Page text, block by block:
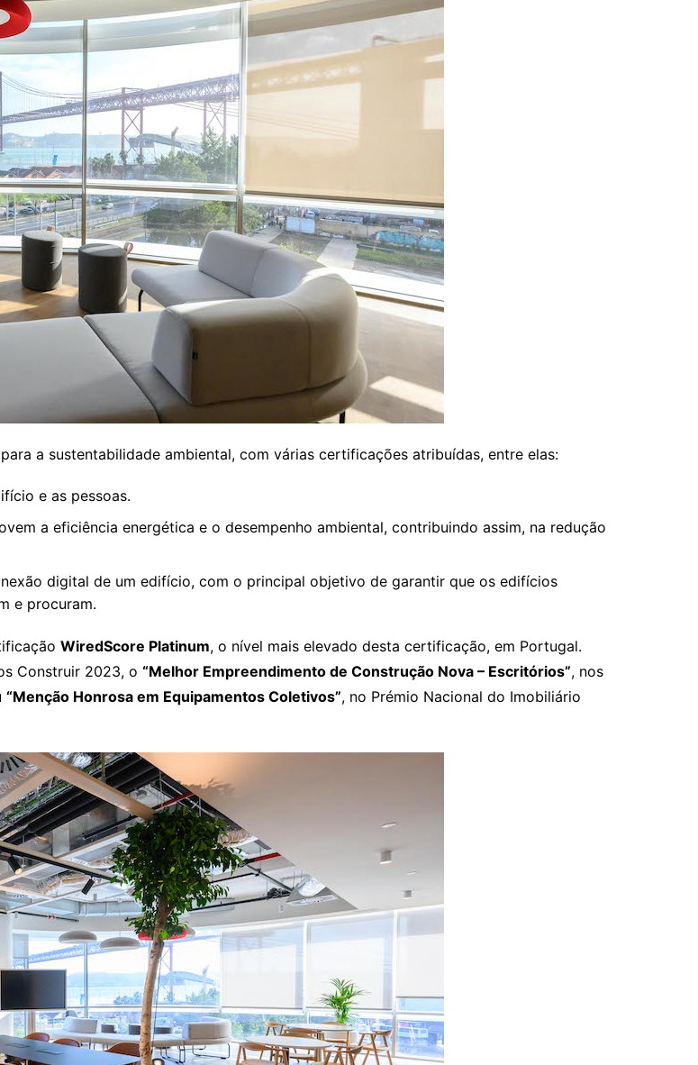
a sustentabilidade ambiental, com várias certificações atribuídas, entre elas:
e as pessoas.
a eficiência energética e o desempenho ambiental, contribuindo assim, na redução
digital de um edifício, com o principal objetivo de garantir que os edifícios
e procuram.
WiredScore Platinum, o nível mais elevado desta certificação, em Portugal.
Construir 2023, o “Melhor Empreendimento de Construção Nova – Escritórios”, nos
“Menção Honrosa em Equipamentos Coletivos”, no Prémio Nacional do Imobiliário